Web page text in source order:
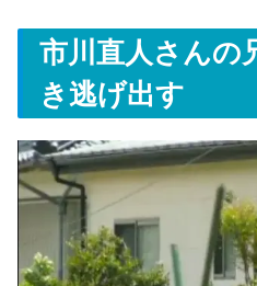
市川直人さんの
き逃げ出す